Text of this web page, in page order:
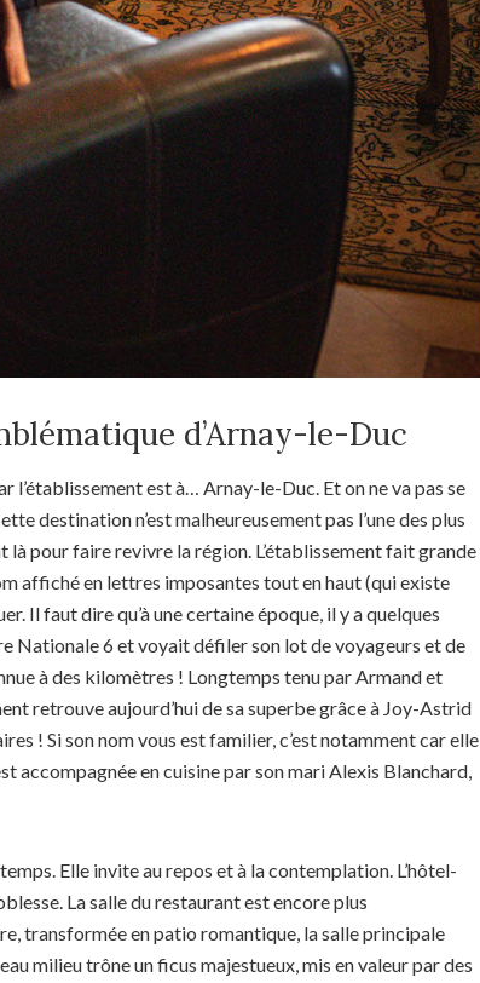
d’Arnay-le-Duc
l’établissement est à… Arnay-le-Duc. Et on ne va pas se
destination n’est malheureusement pas l’une des plus
pour faire revivre la région. L’établissement fait grande
affiché en lettres imposantes tout en haut (qui existe
Il faut dire qu’à une certaine époque, il y a quelques
Nationale 6 et voyait défiler son lot de voyageurs et de
à des kilomètres ! Longtemps tenu par Armand et
retrouve aujourd’hui de sa superbe grâce à Joy-Astrid
! Si son nom vous est familier, c’est notamment car elle
accompagnée en cuisine par son mari Alexis Blanchard,
Elle invite au repos et à la contemplation. L’hôtel-
La salle du restaurant est encore plus
transformée en patio romantique, la salle principale
milieu trône un ficus majestueux, mis en valeur par des